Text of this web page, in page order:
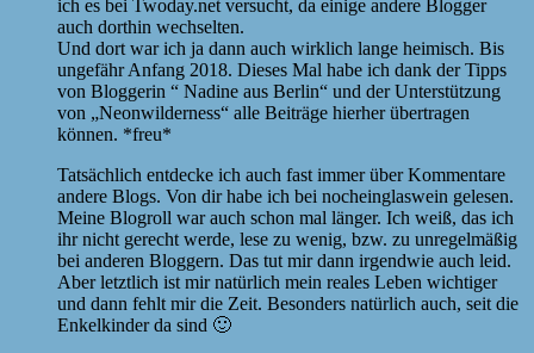
ich es bei Twoday.net versucht, da einige andere Blogger
auch dorthin wechselten.
Und dort war ich ja dann auch wirklich lange heimisch. Bis
ungefähr Anfang 2018. Dieses Mal habe ich dank der Tipps
von Bloggerin “ Nadine aus Berlin“ und der Unterstützung
von „Neonwilderness“ alle Beiträge hierher übertragen
können. *freu*
Tatsächlich entdecke ich auch fast immer über Kommentare
andere Blogs. Von dir habe ich bei nocheinglaswein gelesen.
Meine Blogroll war auch schon mal länger. Ich weiß, das ich
ihr nicht gerecht werde, lese zu wenig, bzw. zu unregelmäßig
bei anderen Bloggern. Das tut mir dann irgendwie auch leid.
Aber letztlich ist mir natürlich mein reales Leben wichtiger
und dann fehlt mir die Zeit. Besonders natürlich auch, seit die
Enkelkinder da sind 🙂